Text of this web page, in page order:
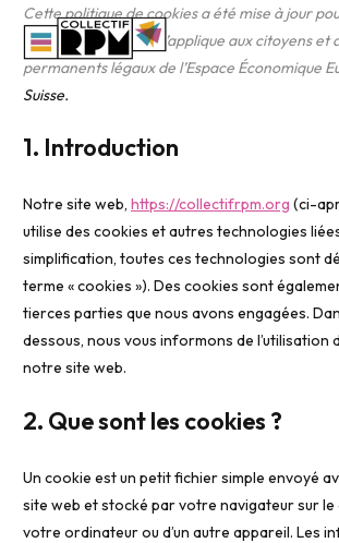
Cette politique de cookies a été mise à jour
le 6 février 2024 et s’applique aux citoyens et
permanents légaux de l’Espace Économique
Suisse.
1. Introduction
Notre site web, https://collectifrpm.org (ci-
utilise des cookies et autres technologies
simplification, toutes ces technologies sont
terme « cookies »). Des cookies sont
tierces parties que nous avons engagées.
dessous, nous vous informons de l’utilisation
notre site web.
2. Que sont les cookies ?
Un cookie est un petit fichier simple envoyé
site web et stocké par votre navigateur sur le
votre ordinateur ou d’un autre appareil. Les